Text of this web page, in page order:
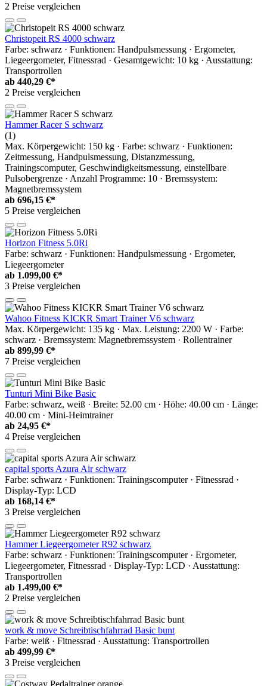
2 Preise vergleichen
Christopeit RS 4000 schwarz
Farbe: schwarz · Funktionen: Handpulsmessung · Ergometer,
Liegeergometer, Fitnessrad · Gesamtgewicht: 10 kg · Ausstattung:
Transportrollen
ab 440,29 €*
2 Preise vergleichen
Hammer Racer S schwarz
(1)
Max. Körpergewicht: 150 kg · Farbe: schwarz · Funktionen:
Zeitmessung, Handpulsmessung, Distanzmessung,
Trainingscomputer, Geschwindigkeitsmessung, einstellbare
Pulsobergrenze · Anzahl Programme: 10 · Bremssystem:
Magnetbremssystem
ab 696,15 €*
5 Preise vergleichen
Horizon Fitness 5.0Ri
Farbe: schwarz · Funktionen: Handpulsmessung · Ergometer,
Liegeergometer
ab 1.099,00 €*
3 Preise vergleichen
Wahoo Fitness KICKR Smart Trainer V6 schwarz
Max. Körpergewicht: 135 kg · Max. Leistung: 2200 W · Farbe:
schwarz · Bremssystem: Magnetbremssystem · Rollentrainer
ab 899,99 €*
7 Preise vergleichen
Tunturi Mini Bike Basic
Farbe: schwarz, weiß · Breite: 52.00 cm · Höhe: 40.00 cm · Länge:
40.00 cm · Mini-Heimtrainer
ab 24,95 €*
4 Preise vergleichen
capital sports Azura Air schwarz
Farbe: schwarz · Funktionen: Trainingscomputer · Fitnessrad ·
Display-Typ: LCD
ab 168,14 €*
3 Preise vergleichen
Hammer Liegeergometer R92 schwarz
Farbe: schwarz · Funktionen: Trainingscomputer · Ergometer,
Liegeergometer, Fitnessrad · Display-Typ: LCD · Ausstattung:
Transportrollen
ab 1.499,00 €*
2 Preise vergleichen
work & move Schreibtischfahrrad Basic bunt
Farbe: weiß · Fitnessrad · Ausstattung: Transportrollen
ab 499,99 €*
3 Preise vergleichen